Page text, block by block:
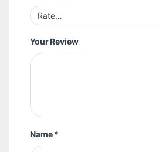
Your Review
Name*